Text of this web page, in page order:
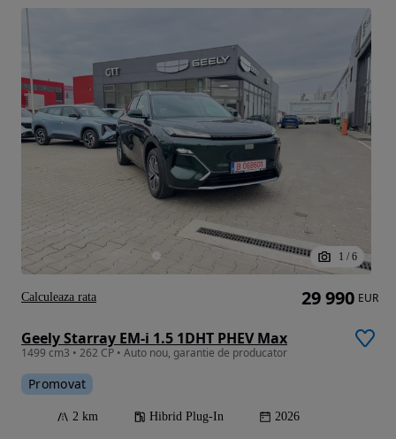
1 / 6
Geely Starray EM-i 1.5 1DHT PHEV Max
1499 cm3 • 262 CP • Auto nou, garantie de producator
Promovat
2 km Hibrid Plug-In 2026
29 990 EUR
Calculeaza rata